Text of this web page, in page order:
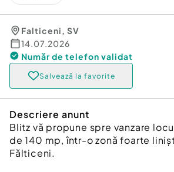
Falticeni, SV
14.07.2026
Număr de telefon validat
Salvează la favorite
Descriere anunt
Blitz vă propune spre vanzare
de 140 mp, într-o zonă foarte
Fălticeni.